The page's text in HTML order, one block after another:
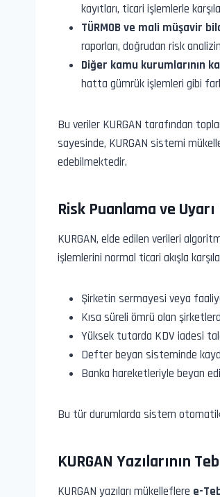
kayıtları, ticari işlemlerle
TÜRMOB ve mali müşavir
raporları, doğrudan risk
Diğer kamu kurumlarının
hatta gümrük işlemleri gibi
Bu veriler KURGAN tarafından
sayesinde, KURGAN sistemi
edebilmektedir.
Risk Puanlama ve
KURGAN, elde edilen verileri
işlemlerini normal ticari akışla
Şirketin sermayesi veya
Kısa süreli ömrü olan
Yüksek tutarda KDV iadesi
Defter beyan sisteminde
Banka hareketleriyle beyan
Bu tür durumlarda sistem
KURGAN Yazılarının
KURGAN yazıları mükelleflere e-